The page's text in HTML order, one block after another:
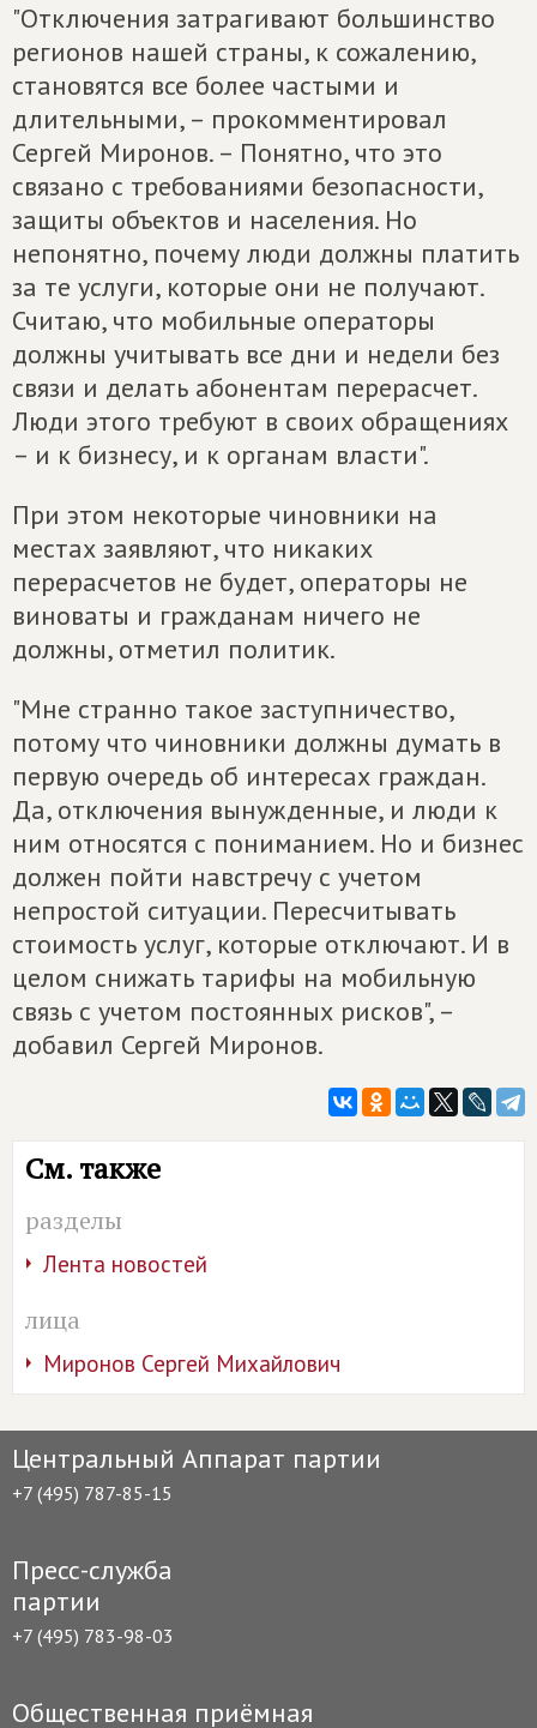
"Отключения затрагивают большинство
регионов нашей страны, к сожалению,
становятся все более частыми и
длительными, – прокомментировал
Сергей Миронов. – Понятно, что это
связано с требованиями безопасности,
защиты объектов и населения. Но
непонятно, почему люди должны платить
за те услуги, которые они не получают.
Считаю, что мобильные операторы
должны учитывать все дни и недели без
связи и делать абонентам перерасчет.
Люди этого требуют в своих обращениях
– и к бизнесу, и к органам власти".
При этом некоторые чиновники на
местах заявляют, что никаких
перерасчетов не будет, операторы не
виноваты и гражданам ничего не
должны, отметил политик.
"Мне странно такое заступничество,
потому что чиновники должны думать в
первую очередь об интересах граждан.
Да, отключения вынужденные, и люди к
ним относятся с пониманием. Но и бизнес
должен пойти навстречу с учетом
непростой ситуации. Пересчитывать
стоимость услуг, которые отключают. И в
целом снижать тарифы на мобильную
связь с учетом постоянных рисков", –
добавил Сергей Миронов.
См. также
разделы
Лента новостей
лица
Миронов Сергей Михайлович
Центральный Аппарат партии
+7 (495) 787-85-15
Пресс-служба
партии
+7 (495) 783-98-03
Общественная приёмная